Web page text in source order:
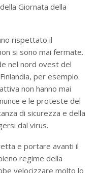
Giornata della
rispettato il
si sono mai fermate.
nel nord ovest del
per esempio.
non hanno mai
e le proteste del
di sicurezza e della
dal virus.
e portare avanti il
regime della
velocizzare molto lo